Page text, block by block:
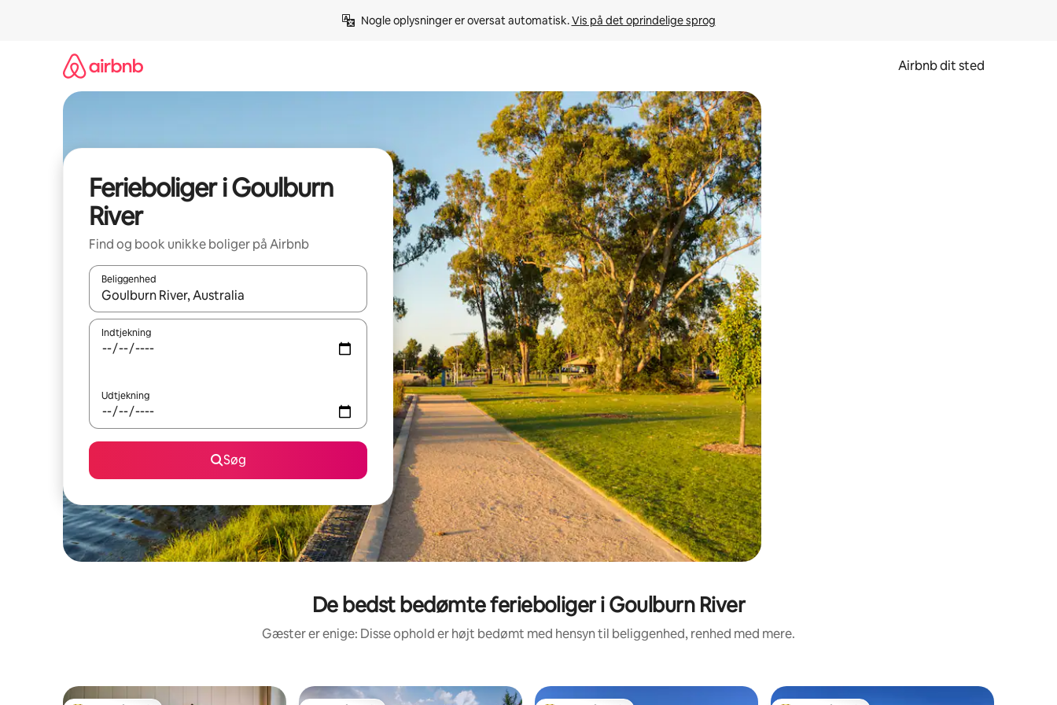
Nogle oplysninger er oversat automatisk. Vis på det oprindelige sprog
Airbnb dit sted
Ferieboliger i Goulburn
River
Find og book unikke boliger på Airbnb
Beliggenhed
Når resultaterne er tilgængelige, skal du navigere med piletasterne op og ned eller se mere ved at trykke eller stryge.
Indtjekning
Udtjekning
Søg
De bedst bedømte ferieboliger i Goulburn River
Gæster er enige: Disse ophold er højt bedømt med hensyn til beliggenhed, renhed med mere.